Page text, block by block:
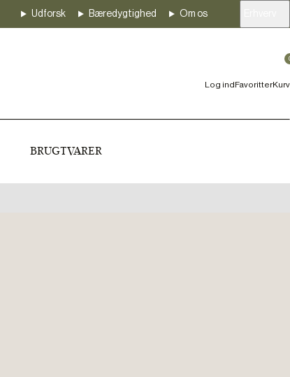
Udforsk Bæredygtighed Om os
Log indFavoritterKurv
BRUGTVARER